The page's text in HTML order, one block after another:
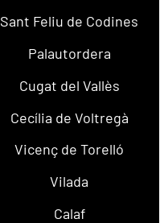
Sant Feliu de Codines
Palautordera
Cugat del Vallès
Cecília de Voltregà
Vicenç de Torelló
Vilada
Calaf